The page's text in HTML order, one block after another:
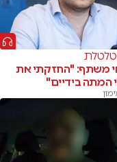
משתף: "החזקתי את
המתה בידיים"